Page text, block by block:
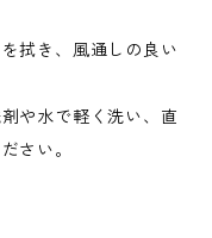
拭き、風通しの良い
や水で軽く洗い、直
さい。